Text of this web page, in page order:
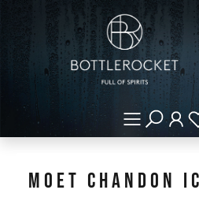
Moet Chandon